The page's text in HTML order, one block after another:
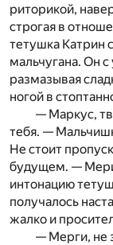
риторикой,
строгая в
тетушка Катрин
мальчугана. Он
размазывая
ногой в
— Маркус,
тебя. —
Не стоит
будущем. —
интонацию
получалось
жалко и
— Мерги, не